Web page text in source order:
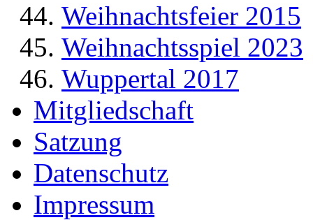
Weihnachtsfeier 2015
Weihnachtsspiel 2023
Wuppertal 2017
Mitgliedschaft
Satzung
Datenschutz
Impressum